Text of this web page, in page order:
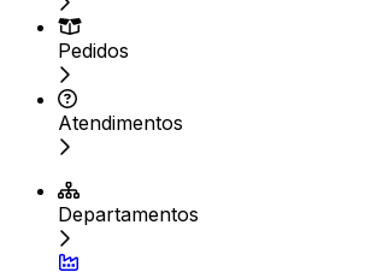
Pedidos
Atendimentos
Departamentos